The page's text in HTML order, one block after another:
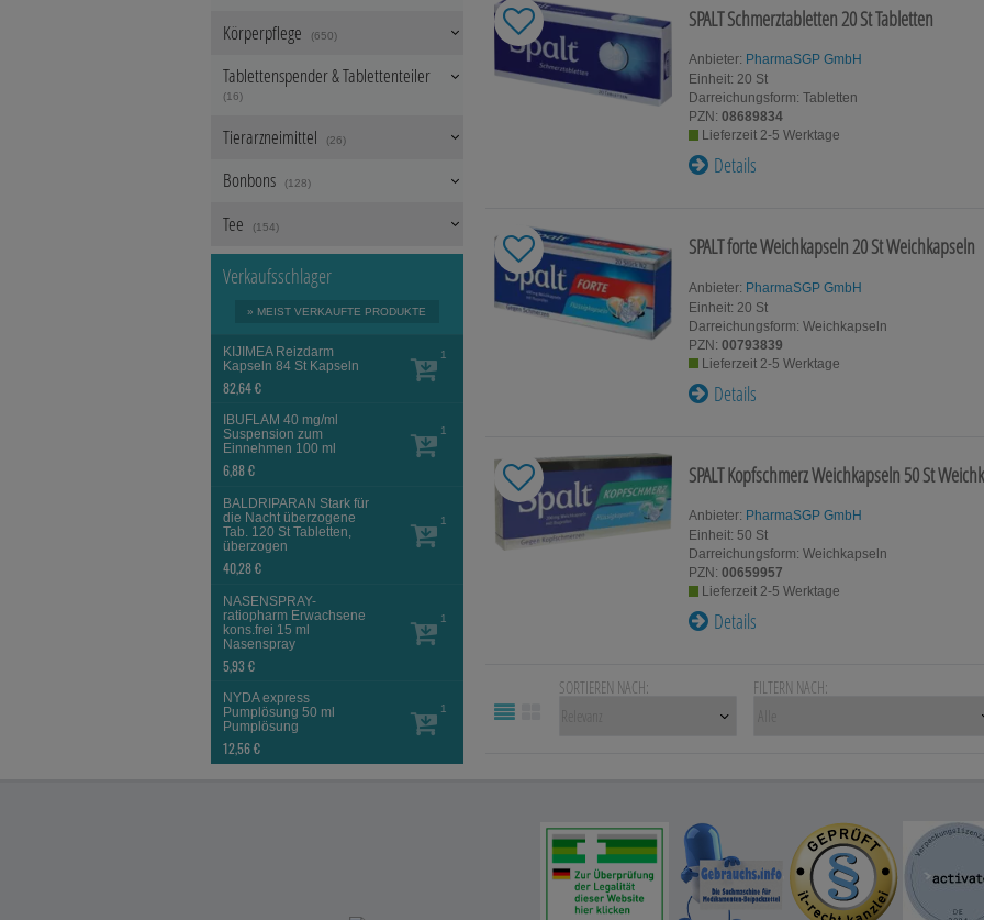
SPALT Schmerztabletten20 StTabletten
Anbieter: PharmaSGP GmbH
Einheit: 20 St
Darreichungsform: Tabletten
PZN: 08689834
Lieferzeit 2-5 Werktage
Details
SPALT forte Weichkapseln20 StWeichkapseln
Anbieter: PharmaSGP GmbH
Einheit: 20 St
Darreichungsform: Weichkapseln
PZN: 00793839
Lieferzeit 2-5 Werktage
Details
SPALT Kopfschmerz Weichkapseln 50 St
Anbieter: PharmaSGP GmbH
Einheit: 50 St
Darreichungsform: Weichkapseln
PZN: 00659957
Lieferzeit 2-5 Werktage
Details
SORTIEREN NACH: FILTERN NACH:
Körperpflege (650)
Tablettenspender & Tablettenteiler
(16)
Tierarzneimittel (26)
Bonbons (128)
Tee (154)
Verkaufsschlager
» MEIST VERKAUFTE PRODUKTE
KIJIMEA Reizdarm
Kapseln84 St Kapseln
82,64 €
1
IBUFLAM 40 mg/ml
Suspension zum
Einnehmen 100 ml
6,88 €
1
BALDRIPARAN Stark für
die Nacht überzogene
Tab. 120 StTabletten,
überzogen
40,28 €
1
NASENSPRAY-
ratiopharm Erwachsene
kons.frei 15 ml
Nasenspray
5,93 €
1
NYDA express
Pumplösung50 ml
Pumplösung
12,56 €
1